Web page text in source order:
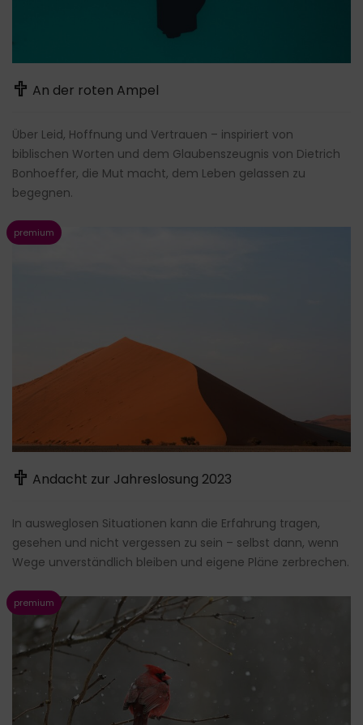
An der roten Ampel
Über Leid, Hoffnung und Vertrauen – inspiriert von
biblischen Worten und dem Glaubenszeugnis von Dietrich
Bonhoeffer, die Mut macht, dem Leben gelassen zu
begegnen.
Andacht zur Jahreslosung 2023
In ausweglosen Situationen kann die Erfahrung tragen,
gesehen und nicht vergessen zu sein – selbst dann, wenn
Wege unverständlich bleiben und eigene Pläne zerbrechen.